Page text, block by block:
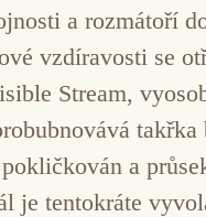
a rozmátoří
vzdíravosti se
Stream,
takřka
a
je tentokráte